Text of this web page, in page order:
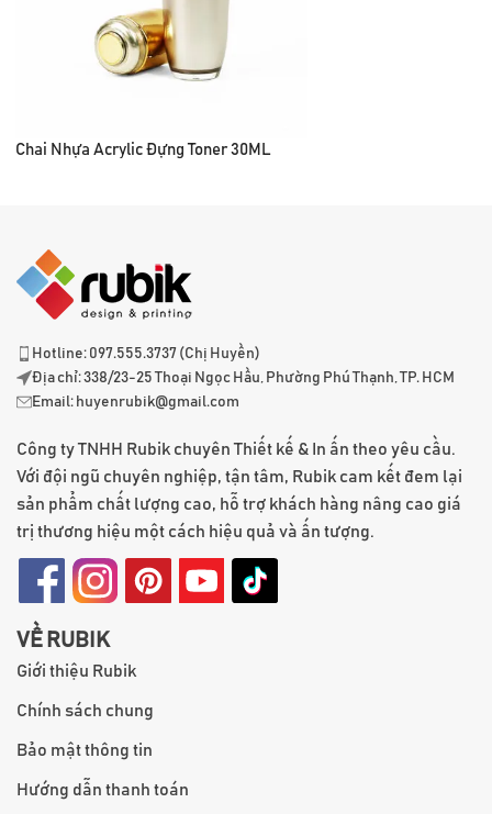
Chai Nhựa Acrylic Đựng Toner 30ML
Hotline: 097.555.3737 (Chị Huyền)
Địa chỉ: 338/23-25 Thoại Ngọc Hầu, Phường Phú Thạnh, TP. HCM
Email: huyenrubik@gmail.com
Công ty TNHH Rubik chuyên Thiết kế & In ấn theo yêu cầu.
Với đội ngũ chuyên nghiệp, tận tâm, Rubik cam kết đem lại
sản phẩm chất lượng cao, hỗ trợ khách hàng nâng cao giá
trị thương hiệu một cách hiệu quả và ấn tượng.
VỀ RUBIK
Giới thiệu Rubik
Chính sách chung
Bảo mật thông tin
Hướng dẫn thanh toán